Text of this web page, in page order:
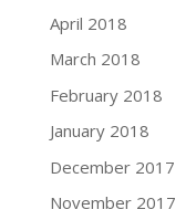
April 2018
March 2018
February 2018
January 2018
December 2017
November 2017